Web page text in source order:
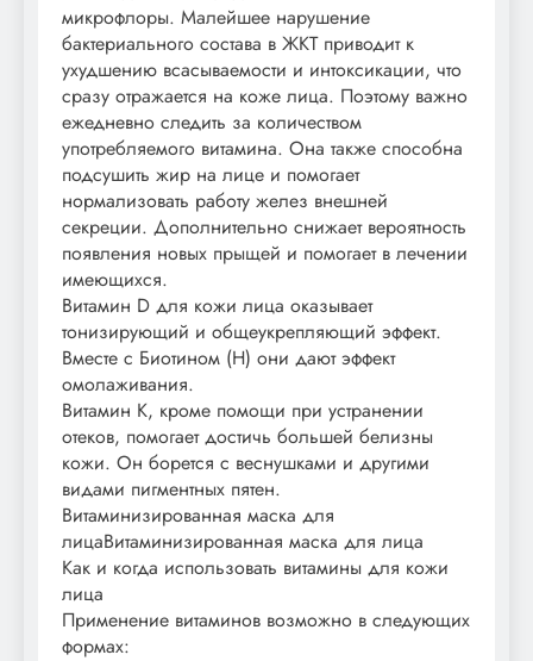
микрофлоры. Малейшее нарушение
бактериального состава в ЖКТ приводит к
ухудшению всасываемости и интоксикации, что
сразу отражается на коже лица. Поэтому важно
ежедневно следить за количеством
употребляемого витамина. Она также способна
подсушить жир на лице и помогает
нормализовать работу желез внешней
секреции. Дополнительно снижает вероятность
появления новых прыщей и помогает в лечении
имеющихся.
Витамин D для кожи лица оказывает
тонизирующий и общеукрепляющий эффект.
Вместе с Биотином (Н) они дают эффект
омолаживания.
Витамин К, кроме помощи при устранении
отеков, помогает достичь большей белизны
кожи. Он борется с веснушками и другими
видами пигментных пятен.
Витаминизированная маска для
лицаВитаминизированная маска для лица
Как и когда использовать витамины для кожи
лица
Применение витаминов возможно в следующих
формах: